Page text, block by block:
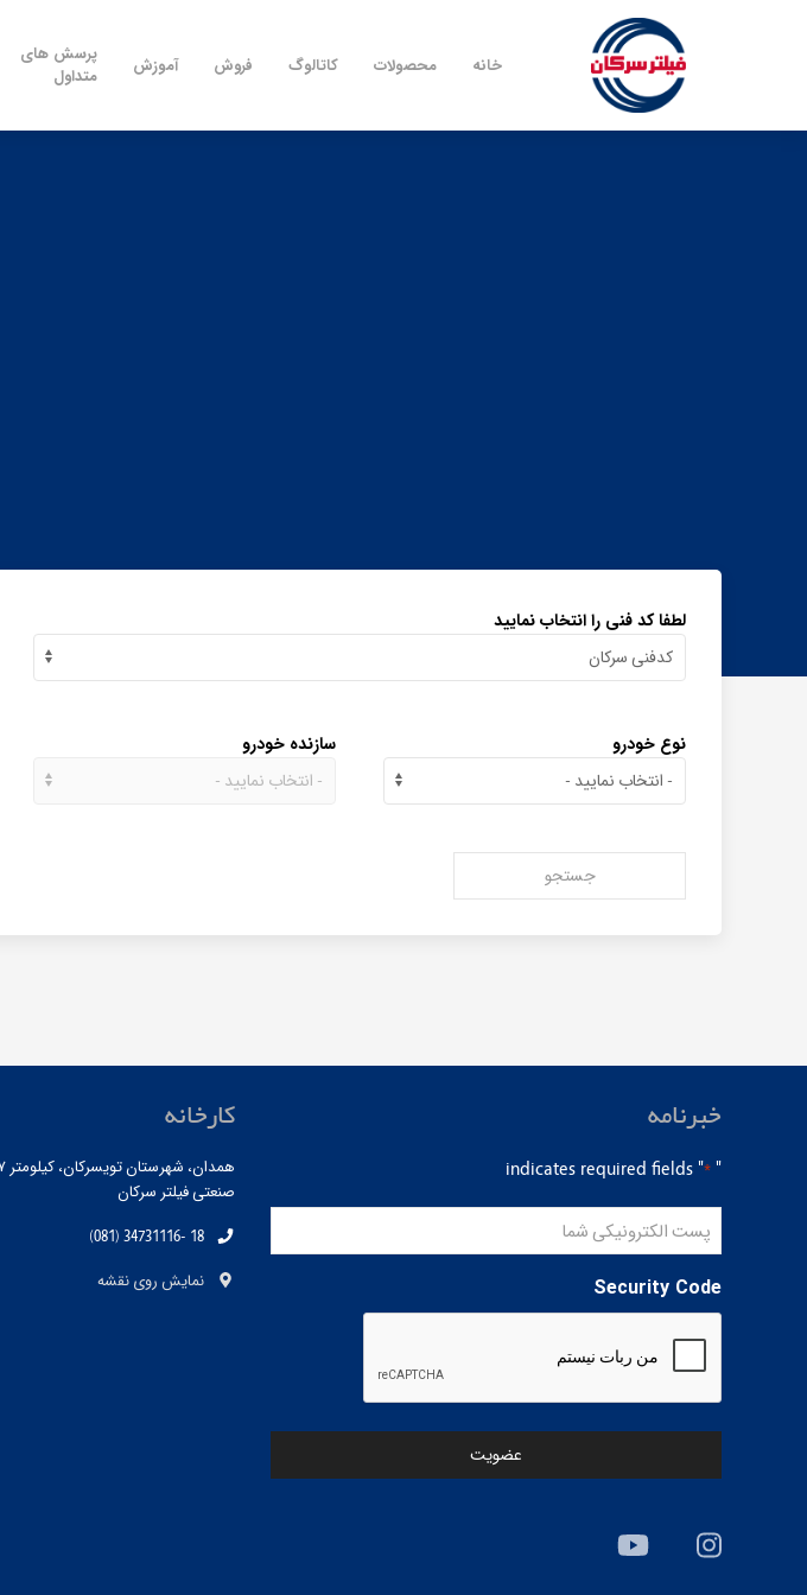
خانه محصولات کاتالوگ فروش آموزش
پرسش های
متداول
لطفا کد فنی را انتخاب نمایید
نوع خودرو سازنده خودرو
جستجو
خبرنامه
"
*
" indicates required fields
الکترونیکی
شما
Security Code
کارخانه
صنعتی فیلتر سرکان
(081) 34731116- 18
نمایش روی نقشه